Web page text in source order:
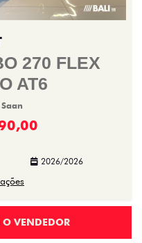
270 FLEX
AT6
2026/2026
O VENDEDOR